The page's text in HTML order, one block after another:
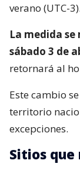
verano (UTC-3).
La medida
sábado 3 de
retornará al
Este cambio
territorio
excepciones.
Sitios que